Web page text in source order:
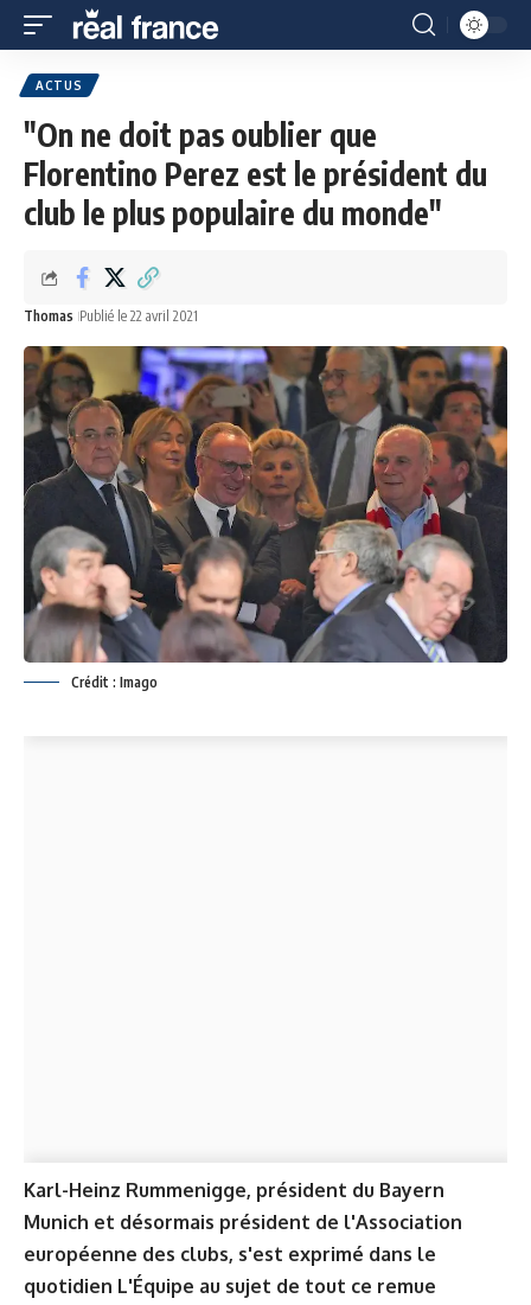
ACTUS
"On ne doit pas oublier que
Florentino Perez est le président du
club le plus populaire du monde"
Thomas Publié le 22 avril 2021
Crédit : Imago
Karl-Heinz Rummenigge, président du Bayern
Munich et désormais président de l'Association
européenne des clubs, s'est exprimé dans le
quotidien L'Équipe au sujet de tout ce remue